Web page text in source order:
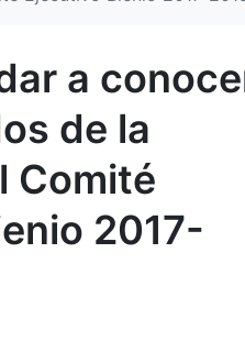
a
de la
Comité
2017-